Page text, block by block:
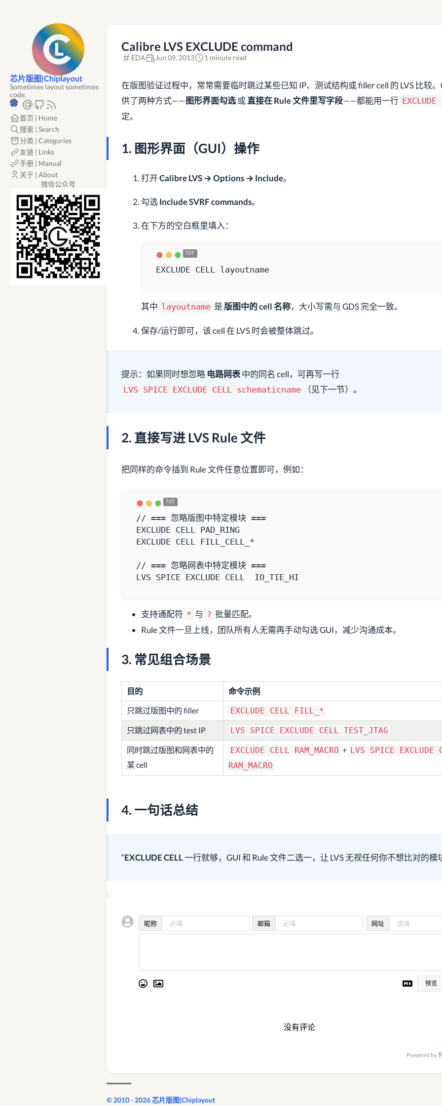
芯片版图|Chiplayout
Sometimes layout sometimes
code.
首页 | Home
搜索 | Search
分类 | Categories
友链 | Links
手册 | Manual
关于 | About
微信公众号
Calibre LVS EXCLUDE command
EDA Jun 09, 2013 1 minute read
在版图验证过程中，常常需要临时跳过某些已知 IP、测试结构或 filler cell 的 LVS 比较
供了两种方式——图形界面勾选或直接在 Rule 文件里写字段——都能用一行 EXCLUDE
定。
1. 图形界面（GUI）操作
打开Calibre LVS → Options → Include。
勾选Include SVRF commands。
在下方的空白框里填入：
EXCLUDE CELL layoutname
其中 layoutname 是 版图中的 cell 名称，大小写需与 GDS 完全一致。
保存/运行即可，该 cell 在 LVS 时会被整体跳过。
提示：如果同时想忽略 电路网表中的同名 cell，可再写一行
LVS SPICE EXCLUDE CELL schematicname （见下一节）。
2. 直接写进 LVS Rule 文件
把同样的命令插到 Rule 文件任意位置即可，例如：
// === 忽略版图中特定模块 ===
EXCLUDE CELL PAD_RING
// === 忽略网表中特定模块 ===
LVS SPICE EXCLUDE CELL  IO_TIE_HI
支持通配符 * 与 ? 批量匹配。
Rule 文件一旦上线，团队所有人无需再手动勾选 GUI，减少沟通成本。
3. 常见组合场景
目的 命令示例
只跳过版图中的 filler EXCLUDE CELL FILL_*
只跳过网表中的 test IP LVS SPICE EXCLUDE CELL TEST_JTAG
同时跳过版图和网表中的
某 cell
EXCLUDE CELL RAM_MACRO + LVS SPICE EXCLUDE
RAM_MACRO
4. 一句话总结
“EXCLUDE CELL一行就够，GUI 和 Rule 文件二选一，让 LVS 无视任何你不想比对的模
昵称 邮箱 网址
预览
没有评论
Powered by
© 2010 - 2026 芯片版图|Chiplayout